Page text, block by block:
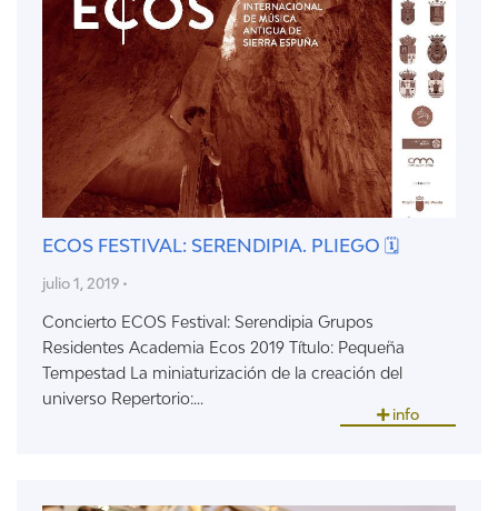
ECOS FESTIVAL: SERENDIPIA. PLIEGO 🗓
julio 1, 2019 •
Concierto ECOS Festival: Serendipia Grupos
Residentes Academia Ecos 2019 Título: Pequeña
Tempestad La miniaturización de la creación del
universo Repertorio:...
info